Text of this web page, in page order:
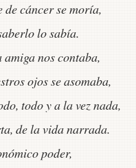
de cáncer se moría,
lo sabía.
nos contaba,
ojos se asomaba,
todo y a la vez nada,
de la vida narrada.
poder,